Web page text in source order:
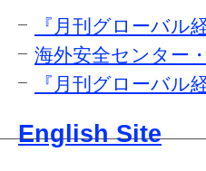
『月刊グローバル
海外安全センター
『月刊グローバル
English Site